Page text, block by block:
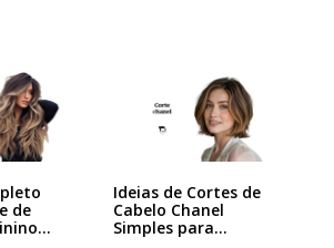
de
Ideias de Cortes de
Cabelo Chanel
Simples para…